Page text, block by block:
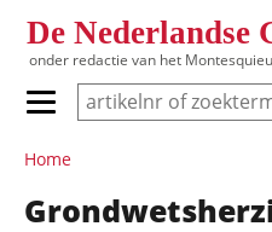
De Nederlandse
onder redactie van het
Primair menu tonen/
Hoofdnavigatie
Home